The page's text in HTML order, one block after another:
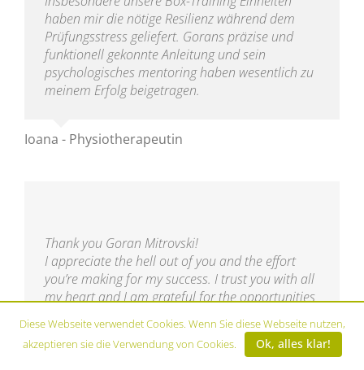
haben mir die nötige Resilienz während dem
Prüfungsstress geliefert. Gorans präzise und
funktionell gekonnte Anleitung und sein
psychologisches mentoring haben wesentlich zu
meinem Erfolg beigetragen.
Ioana - Physiotherapeutin
Thank you Goran Mitrovski!
I appreciate the hell out of you and the effort
you’re making for my success. I trust you with all
my heart and I am grateful for the opportunities
together.
Diese Webseite verwendet Cookies. Wenn Sie diese Webseite nutzen,
akzeptieren sie die Verwendung von Cookies.
Ok, alles klar!